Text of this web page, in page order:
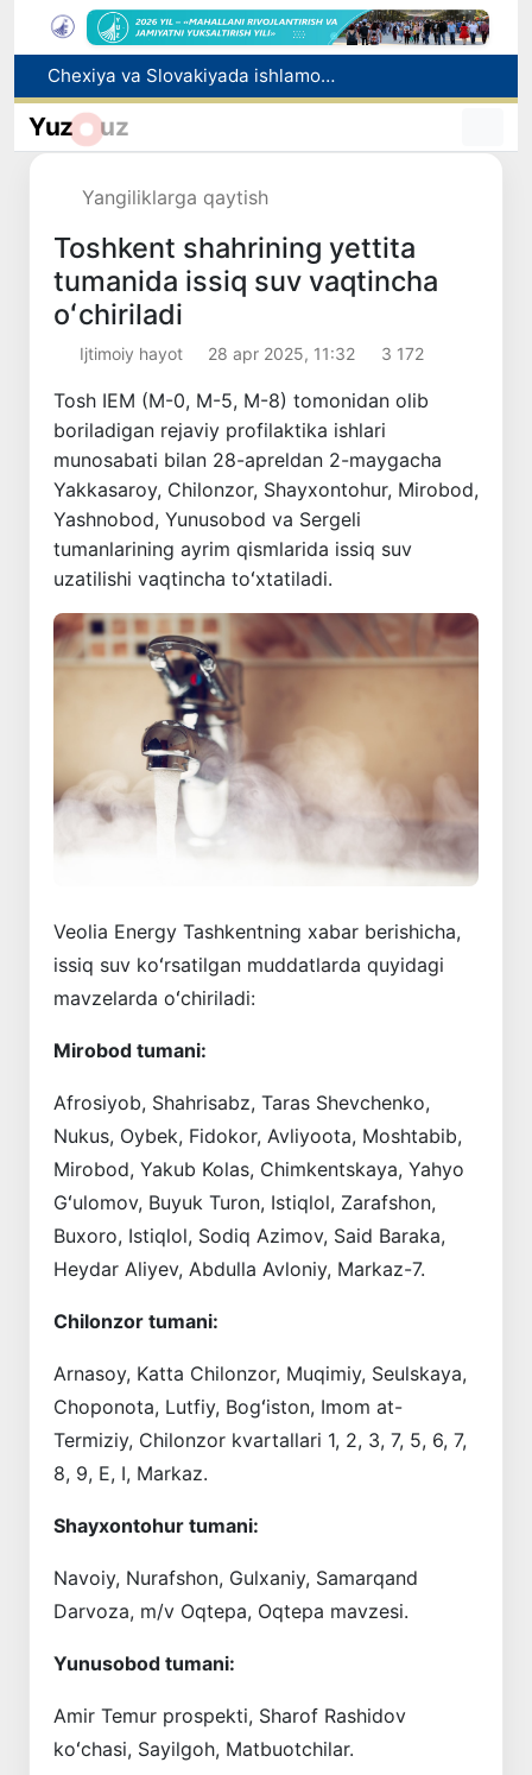
Bolaning familiyasiga otasining ismini berishga ruxsat beriladi
Behruz Karimov faoliyatini Shveytsariyaning «Lugano» klubida davom ettiradi
Yuz uz
Yangiliklarga qaytish
Toshkent shahrining yettita
tumanida issiq suv vaqtincha
oʻchiriladi
Ijtimoiy hayot 28 apr 2025, 11:32 3 172
Tosh IEM (M-0, M-5, M-8) tomonidan olib
boriladigan rejaviy profilaktika ishlari
munosabati bilan 28-apreldan 2-maygacha
Yakkasaroy, Chilonzor, Shayxontohur, Mirobod,
Yashnobod, Yunusobod va Sergeli
tumanlarining ayrim qismlarida issiq suv
uzatilishi vaqtincha toʻxtatiladi.
Veolia Energy Tashkentning xabar berishicha,
issiq suv koʻrsatilgan muddatlarda quyidagi
mavzelarda oʻchiriladi:
Mirobod tumani:
Afrosiyob, Shahrisabz, Taras Shevchenko,
Nukus, Oybek, Fidokor, Avliyoota, Moshtabib,
Mirobod, Yakub Kolas, Chimkentskaya, Yahyo
Gʻulomov, Buyuk Turon, Istiqlol, Zarafshon,
Buxoro, Istiqlol, Sodiq Azimov, Said Baraka,
Heydar Aliyev, Abdulla Avloniy, Markaz-7.
Chilonzor tumani:
Arnasoy, Katta Chilonzor, Muqimiy, Seulskaya,
Choponota, Lutfiy, Bogʻiston, Imom at-
Termiziy, Chilonzor kvartallari 1, 2, 3, 7, 5, 6, 7,
8, 9, E, I, Markaz.
Shayxontohur tumani:
Navoiy, Nurafshon, Gulxaniy, Samarqand
Darvoza, m/v Oqtepa, Oqtepa mavzesi.
Yunusobod tumani:
Amir Temur prospekti, Sharof Rashidov
koʻchasi, Sayilgoh, Matbuotchilar.